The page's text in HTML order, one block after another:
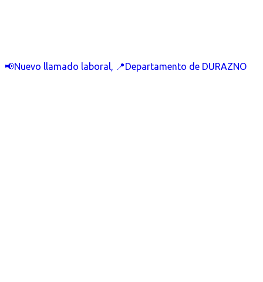
📢Nuevo llamado laboral, 📍Departamento de DURAZNO